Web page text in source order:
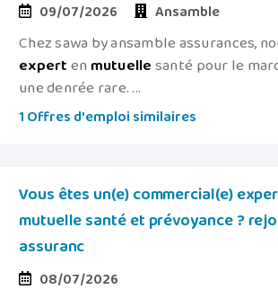
09/07/2026 Ansamble
Chez sawa by ansamble assurances,
expertenmutuellesanté pour le
une denrée rare. ...
1 Offres d'emploi similaires
Vous êtes un(e) commercial(e)
mutuelle santé et prévoyance ?
assuranc
08/07/2026